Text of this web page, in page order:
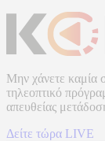
Μην χάνετε καμία
τηλεοπτικό
απευθείας
Δείτε τώρα LIVE